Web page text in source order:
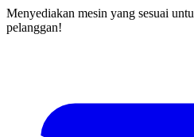
Menyediakan mesin yang sesuai
pelanggan!